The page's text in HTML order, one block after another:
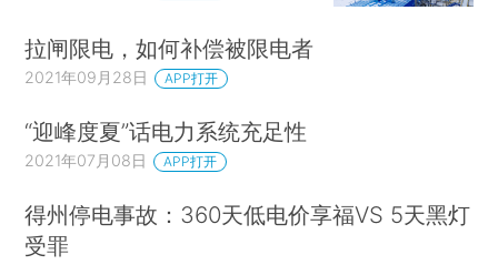
拉闸限电，如何补偿被限电者
2021年09月28日 APP打开
“迎峰度夏”话电力系统充足性
2021年07月08日 APP打开
得州停电事故：360天低电价享福VS 5天黑灯
受罪